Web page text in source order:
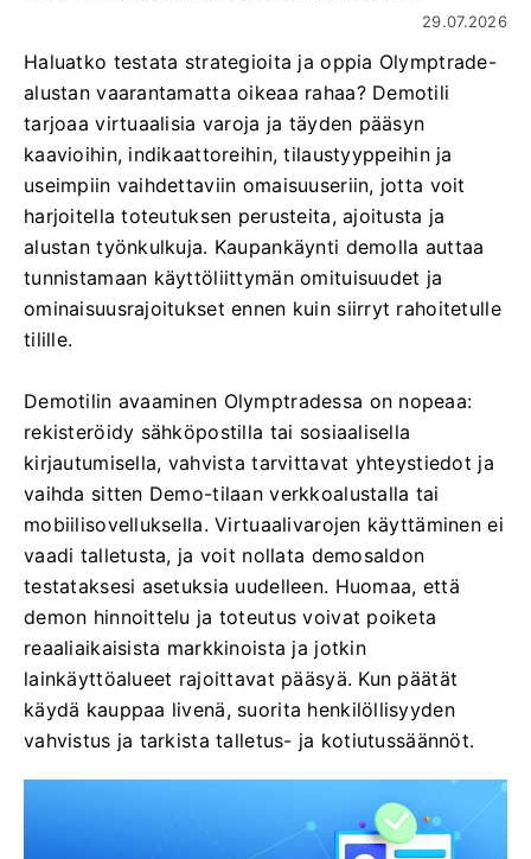
29.07.2026
Haluatko testata strategioita ja oppia Olymptrade-
alustan vaarantamatta oikeaa rahaa? Demotili
tarjoaa virtuaalisia varoja ja täyden pääsyn
kaavioihin, indikaattoreihin, tilaustyyppeihin ja
useimpiin vaihdettaviin omaisuuseriin, jotta voit
harjoitella toteutuksen perusteita, ajoitusta ja
alustan työnkulkuja. Kaupankäynti demolla auttaa
tunnistamaan käyttöliittymän omituisuudet ja
ominaisuusrajoitukset ennen kuin siirryt rahoitetulle
tilille.
Demotilin avaaminen Olymptradessa on nopeaa:
rekisteröidy sähköpostilla tai sosiaalisella
kirjautumisella, vahvista tarvittavat yhteystiedot ja
vaihda sitten Demo-tilaan verkkoalustalla tai
mobiilisovelluksella. Virtuaalivarojen käyttäminen ei
vaadi talletusta, ja voit nollata demosaldon
testataksesi asetuksia uudelleen. Huomaa, että
demon hinnoittelu ja toteutus voivat poiketa
reaaliaikaisista markkinoista ja jotkin
lainkäyttöalueet rajoittavat pääsyä. Kun päätät
käydä kauppaa livenä, suorita henkilöllisyyden
vahvistus ja tarkista talletus- ja kotiutussäännöt.